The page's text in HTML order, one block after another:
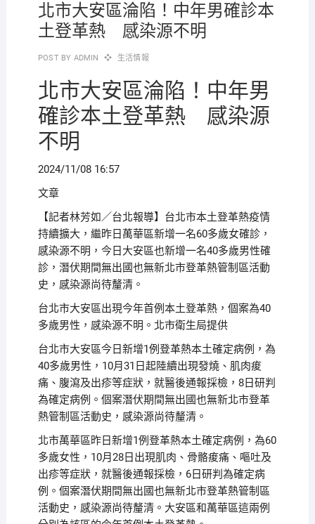
北市大安區淪陷！中年男確診本
土登革熱 感染源不明
POST BY ADMIN 生活情報
北市大安區淪陷！中年男
確診本土登革熱 感染源
不明
2024/11/08 16:57
文章
【記者林芳如／台北報導】台北市本土登革熱疫情
持續擴大，繼昨日萬華區新增一名60多歲女確診，
感染源不明，今日大安區也新增一名40多歲男性確
診，潛伏期間無出國也無新北市登革熱管制區活動
史，感染源尚待釐清。
台北市大安區出現今年首例本土登革熱，個案為40
多歲男性，感染源不明。北市衛生局提供
台北市大安區今日新增1例登革熱本土確定病例，為
40多歲男性，10月31日起陸續出現發燒、肌肉痠
痛、腹瀉及出疹等症狀，就醫後通報採檢，8日研判
為確定病例。個案潛伏期間無出國也無新北市登革
熱管制區活動史，感染源尚待釐清。
北市萬華區昨日新增1例登革熱本土確定病例，為60
多歲女性，10月28日出現肌肉、骨骼痠痛、嘔吐及
出疹等症狀，就醫後通報採檢，6日研判為確定病
例。個案潛伏期間無出國也無新北市登革熱管制區
活動史，感染源尚待釐清。大安區和萬華區這兩例